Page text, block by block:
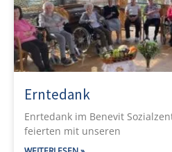
Erntedank
Enrtedank im Benevit
feierten mit unseren